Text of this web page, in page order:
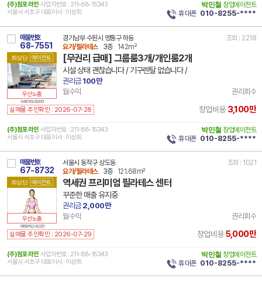
(주)점포라인 사업자번호 : 211-88-15343
서울시 서초구 대표이사 : 이상희
박민철 창업에이전트
휴대폰 010-8255-****
매물번호
68-7551
최상단 에이전트
우선노출
14 41117 7492 250317 101
경기남부 수원시 영통구 하동
조회 : 2218
요가/필라테스
3층 142m²
[무권리 급매] 그룹룸3개/개인룸2개
시설 상태 괜찮습니다 / 기구렌탈 없습니다 /
권리금100만
월수익
권리회수
실매물 주인확인 : 2026-07-28 창업비용 3,100만
(주)점포라인 사업자번호 : 211-88-15343
서울시 서초구 대표이사 : 이상희
박민철 창업에이전트
휴대폰 010-8255-****
매물번호
67-8732
최상단 에이전트
우선노출
14 11590 7492 241202 101
서울시 동작구 상도동
조회 : 1021
요가/필라테스
3층 121.68m²
역세권 프리미엄 필라테스 센터
꾸준한 매출 유지중
권리금2,000만
월수익
권리회수
실매물 주인확인 : 2026-07-29 창업비용5,000만
(주)점포라인 사업자번호 : 211-88-15343
서울시 서초구 대표이사 : 이상희
박민철 창업에이전트
휴대폰 010-8255-****